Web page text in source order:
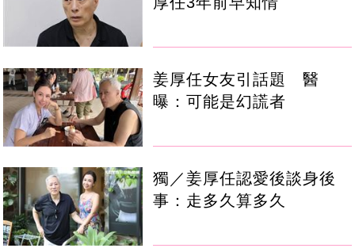
姜厚任女友引話題 醫
曝：可能是幻謊者
獨／姜厚任認愛後談身後
事：走多久算多久